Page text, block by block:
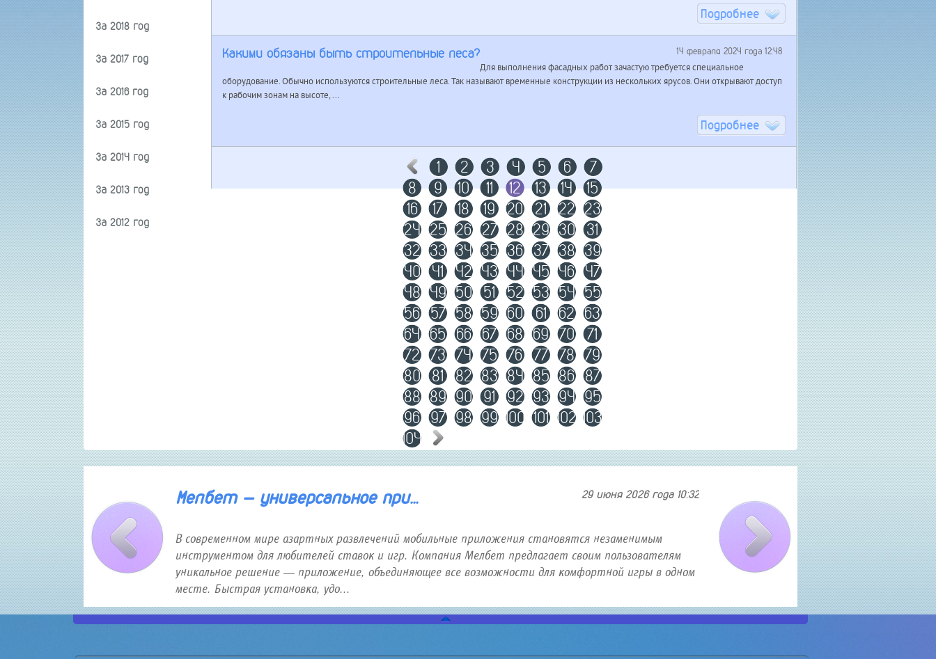
За 2018 год
За 2017 год
За 2016 год
За 2015 год
За 2014 год
За 2013 год
За 2012 год
Подробнее
Какими обязаны быть строительные леса?
14 февраля 2024 года 12:48
Для выполнения фасадных работ зачастую требуется специальное
оборудование. Обычно используются строительные леса. Так называют временные конструкции из нескольких ярусов. Они открывают доступ
к рабочим зонам на высоте, ...
Подробнее
1 2 3 4 5 6
7
8
9 10 11 12 13 14
15
16
17 18 19 20 21 22 23
24 25 26 27 28 29 30
31
32 33 34 35 36 37 38 39
40
41 42 43 44 45 46 47
48 49 50 51 52 53 54 55
56 57 58 59 60 61 62 63
64 65 66 67 68 69 70
71
72 73 74 75 76 77 78 79
80
81 82 83 84 85 86 87
88 89 90 91 92 93 94 95
96 97 98 99 100 101 102 103
104
30 января 2026 года 12:16
Мелбет — универсальное при... 29 июня 2026 года 10:32
В современном мире азартных развлечений мобильные приложения становятся незаменимым
инструментом для любителей ставок и игр. Компания Мелбет предлагает своим пользователям
уникальное решение — приложение, объединяющее все возможности для комфортной игры в одном
месте. Быстрая установка, удо...
Как найти и приобрести
В современном мире полеты становятся
искать авиабилеты по выгодным ценам.
то эта статья именно для вас. В ней я
о секретных трюка...